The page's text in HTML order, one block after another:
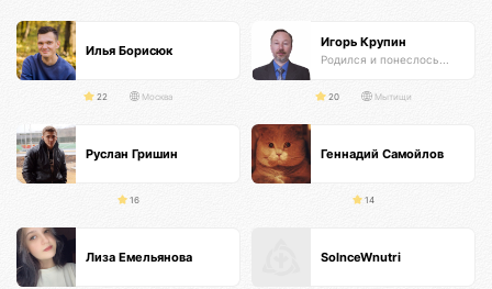
Илья Борисюк
22 Москва
Игорь Крупин
Родился и понеслось...
20 Мытищи
Руслан Гришин
16
Геннадий Самойлов
14
Лиза Емельянова SolnceWnutri